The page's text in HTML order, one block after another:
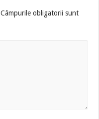
Câmpurile obligatorii sunt